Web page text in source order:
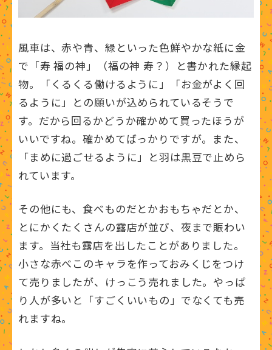
風車は、赤や青、緑といった色鮮やかな紙に金
で「寿 福の神」（福の神 寿？）と書かれた縁起
物。「くるくる働けるように」「お金がよく回
るように」との願いが込められているそうで
す。だから回るかどうか確かめて買ったほうが
いいですね。確かめてばっかりですが。また、
「まめに過ごせるように」と羽は黒豆で止めら
れています。
その他にも、食べものだとかおもちゃだとか、
とにかくたくさんの露店が並び、夜まで賑わい
ます。当社も露店を出したことがありました。
小さな赤べこのキャラを作っておみくじをつけ
て売りましたが、けっこう売れました。やっぱ
り人が多いと「すごくいいもの」でなくても売
れますね。